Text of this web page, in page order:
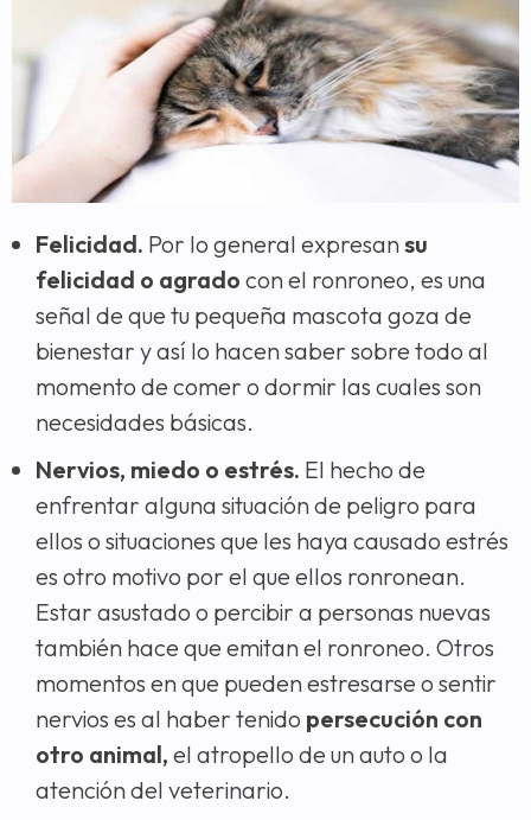
Felicidad. Por lo general expresansu
felicidad o agrado con el ronroneo, es una
señal de que tu pequeña mascota goza de
bienestar y así lo hacen saber sobre todo al
momento de comer o dormir las cuales son
necesidades básicas.
Nervios, miedo o estrés. El hecho de
enfrentar alguna situación de peligro para
ellos o situaciones que les haya causado estrés
es otro motivo por el que ellos ronronean.
Estar asustado o percibir a personas nuevas
también hace que emitan el ronroneo. Otros
momentos en que pueden estresarse o sentir
nervios es al haber tenido persecución con
otro animal, el atropello de un auto o la
atención del veterinario.